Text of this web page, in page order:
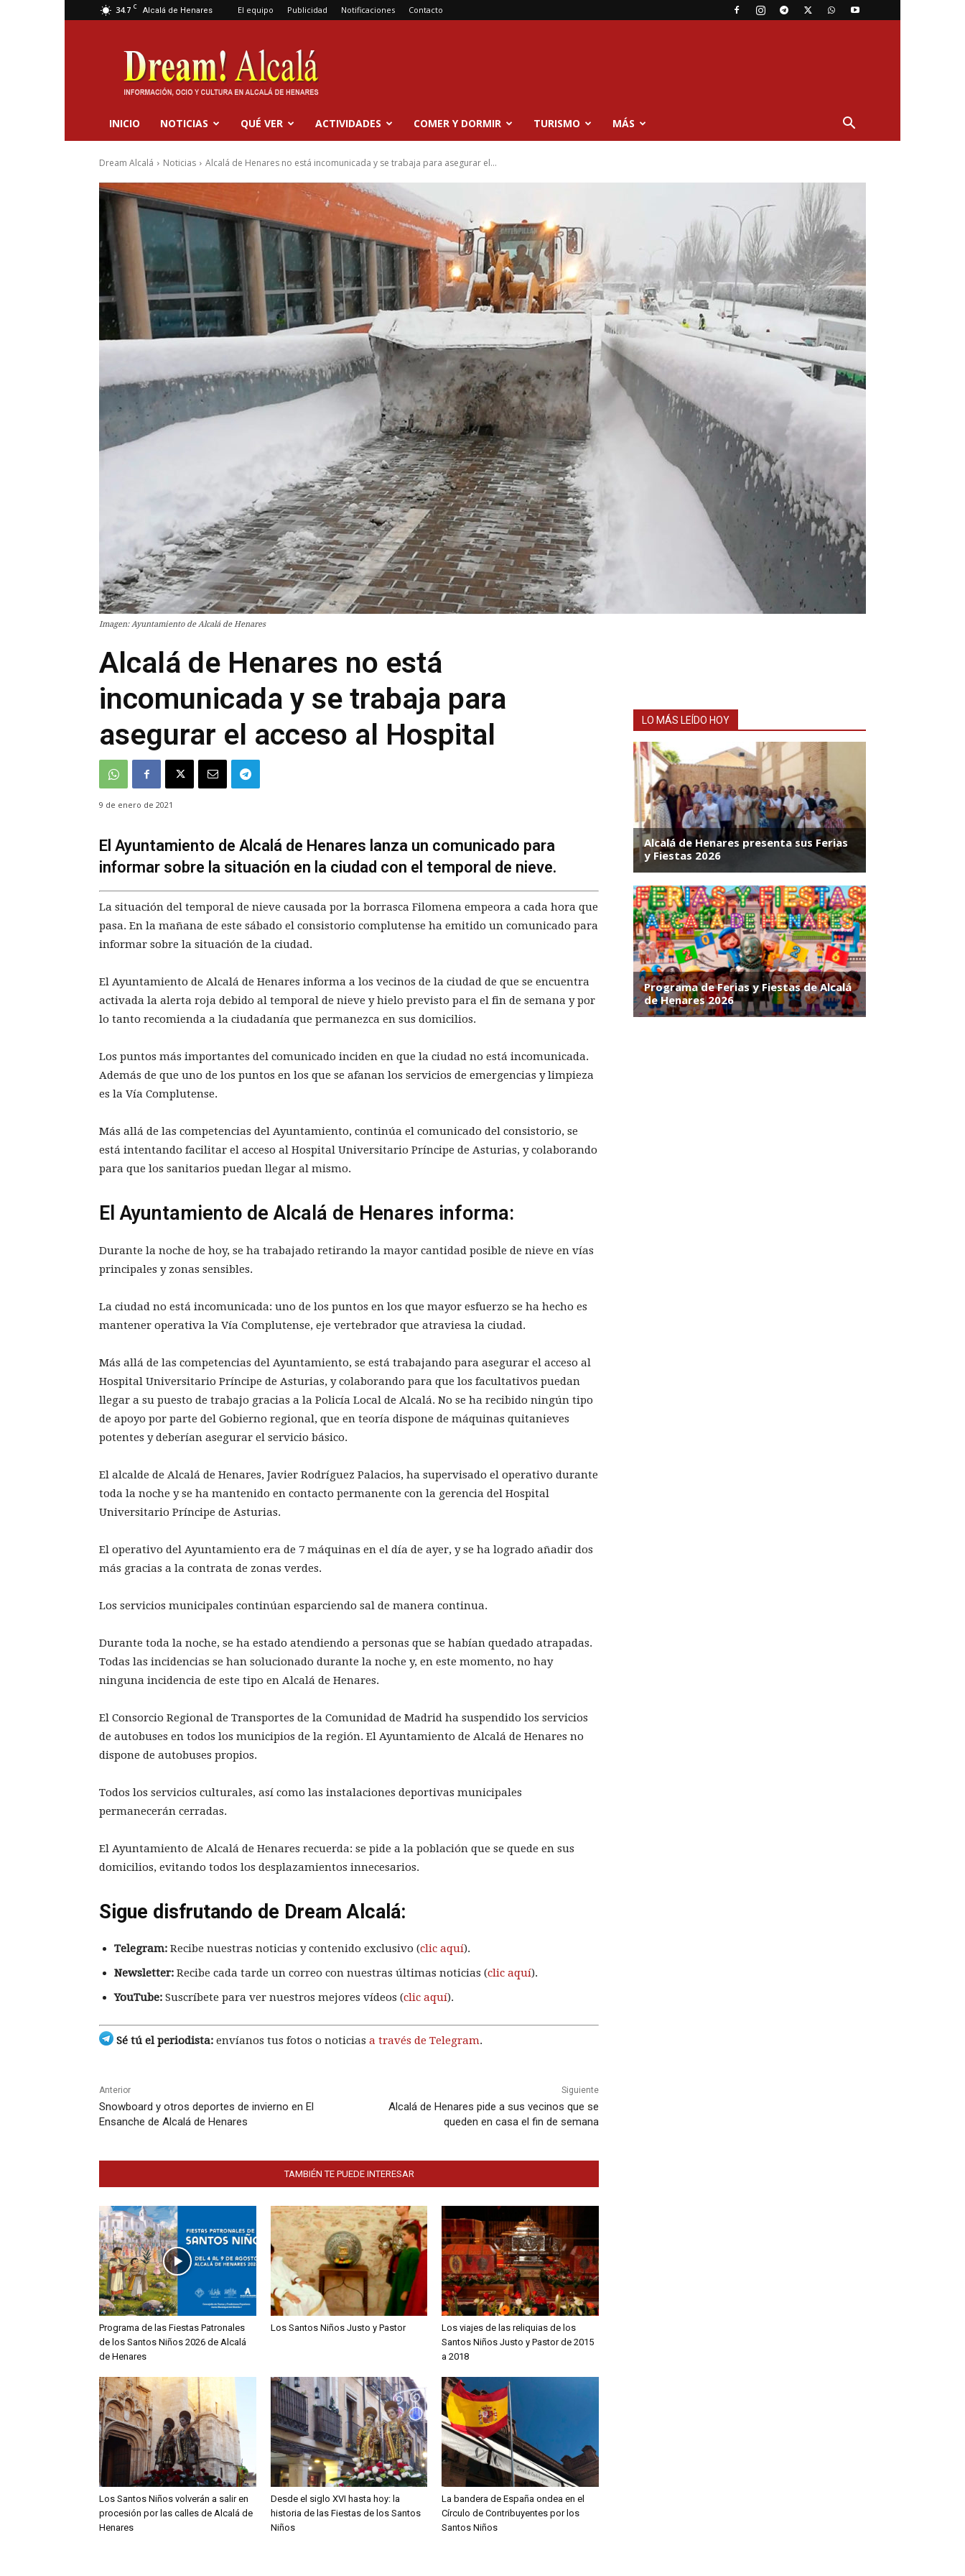
34.7 C Alcalá de Henares El equipo Publicidad Notificaciones Contacto
Dream
Alcalá
INICIO NOTICIAS QUÉ VER ACTIVIDADES COMER Y DORMIR TURISMO MÁS
Dream Alcalá Noticias Alcalá de Henares no está incomunicada y se trabaja para asegurar el...
Imagen: Ayuntamiento de Alcalá de Henares
Alcalá de Henares no está
incomunicada y se trabaja para
asegurar el acceso al Hospital
9 de enero de 2021
El Ayuntamiento de Alcalá de Henares lanza un comunicado para
informar sobre la situación en la ciudad con el temporal de nieve.
La situación del temporal de nieve causada por la borrasca Filomena empeora a cada hora que
pasa. En la mañana de este sábado el consistorio complutense ha emitido un comunicado para
informar sobre la situación de la ciudad.
El Ayuntamiento de Alcalá de Henares informa a los vecinos de la ciudad de que se encuentra
activada la alerta roja debido al temporal de nieve y hielo previsto para el fin de semana y por
lo tanto recomienda a la ciudadanía que permanezca en sus domicilios.
Los puntos más importantes del comunicado inciden en que la ciudad no está incomunicada.
Además de que uno de los puntos en los que se afanan los servicios de emergencias y limpieza
es la Vía Complutense.
Más allá de las competencias del Ayuntamiento, continúa el comunicado del consistorio, se
está intentando facilitar el acceso al Hospital Universitario Príncipe de Asturias, y colaborando
para que los sanitarios puedan llegar al mismo.
El Ayuntamiento de Alcalá de Henares informa:
Durante la noche de hoy, se ha trabajado retirando la mayor cantidad posible de nieve en vías
principales y zonas sensibles.
La ciudad no está incomunicada: uno de los puntos en los que mayor esfuerzo se ha hecho es
mantener operativa la Vía Complutense, eje vertebrador que atraviesa la ciudad.
Más allá de las competencias del Ayuntamiento, se está trabajando para asegurar el acceso al
Hospital Universitario Príncipe de Asturias, y colaborando para que los facultativos puedan
llegar a su puesto de trabajo gracias a la Policía Local de Alcalá. No se ha recibido ningún tipo
de apoyo por parte del Gobierno regional, que en teoría dispone de máquinas quitanieves
potentes y deberían asegurar el servicio básico.
El alcalde de Alcalá de Henares, Javier Rodríguez Palacios, ha supervisado el operativo durante
toda la noche y se ha mantenido en contacto permanente con la gerencia del Hospital
Universitario Príncipe de Asturias.
El operativo del Ayuntamiento era de 7 máquinas en el día de ayer, y se ha logrado añadir dos
más gracias a la contrata de zonas verdes.
Los servicios municipales continúan esparciendo sal de manera continua.
Durante toda la noche, se ha estado atendiendo a personas que se habían quedado atrapadas.
Todas las incidencias se han solucionado durante la noche y, en este momento, no hay
ninguna incidencia de este tipo en Alcalá de Henares.
El Consorcio Regional de Transportes de la Comunidad de Madrid ha suspendido los servicios
de autobuses en todos los municipios de la región. El Ayuntamiento de Alcalá de Henares no
dispone de autobuses propios.
Todos los servicios culturales, así como las instalaciones deportivas municipales
permanecerán cerradas.
El Ayuntamiento de Alcalá de Henares recuerda: se pide a la población que se quede en sus
domicilios, evitando todos los desplazamientos innecesarios.
Sigue disfrutando de Dream Alcalá:
Telegram: Recibe nuestras noticias y contenido exclusivo (clic aquí).
Newsletter: Recibe cada tarde un correo con nuestras últimas noticias (clic aquí).
YouTube: Suscríbete para ver nuestros mejores vídeos (clic aquí).
Sé tú el periodista: envíanos tus fotos o noticias a través de Telegram.
Anterior
Snowboard y otros deportes de invierno en El
Ensanche de Alcalá de Henares
Siguiente
Alcalá de Henares pide a sus vecinos que se
queden en casa el fin de semana
TAMBIÉN TE PUEDE INTERESAR
Programa de las Fiestas Patronales
de los Santos Niños 2026 de Alcalá
de Henares
Los Santos Niños Justo y Pastor
Los viajes de las reliquias de los
Santos Niños Justo y Pastor de 2015
a 2018
Los Santos Niños volverán a salir en
procesión por las calles de Alcalá de
Henares
Desde el siglo XVI hasta hoy: la
historia de las Fiestas de los Santos
Niños
La bandera de España ondea en el
Círculo de Contribuyentes por los
Santos Niños
LO MÁS LEÍDO HOY